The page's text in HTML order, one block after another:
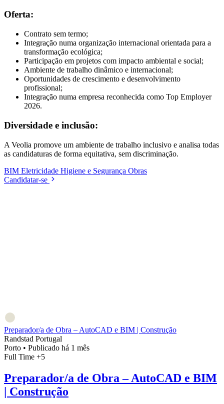
Oferta:
Contrato sem termo;
Integração numa organização internacional orientada para a
transformação ecológica;
Participação em projetos com impacto ambiental e social;
Ambiente de trabalho dinâmico e internacional;
Oportunidades de crescimento e desenvolvimento
profissional;
Integração numa empresa reconhecida como Top Employer
2026.
Diversidade e inclusão:
A Veolia promove um ambiente de trabalho inclusivo e analisa todas
as candidaturas de forma equitativa, sem discriminação.
BIM Eletricidade Higiene e Segurança Obras
Candidatar-se
Preparador/a de Obra – AutoCAD e BIM | Construção
Randstad Portugal
Porto • Publicado há 1 mês
Full Time +5
Preparador/a de Obra – AutoCAD e BIM
| Construção